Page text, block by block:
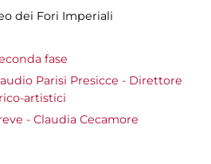
dei Fori Imperiali
fase
Parisi Presicce - Direttore
artistici
- Claudia Cecamore